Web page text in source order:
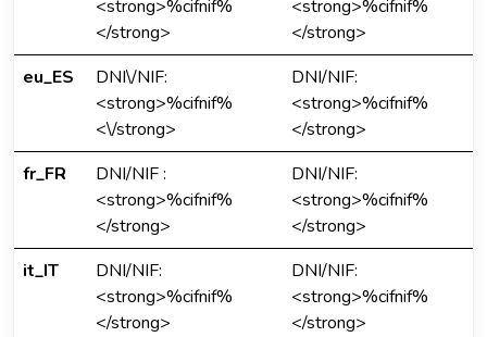
<strong>%cifnif%
</strong>
<strong>%cifnif%
</strong>
eu_ES
DNI\/NIF:
<strong>%cifnif%
<\/strong>
DNI/NIF:
<strong>%cifnif%
</strong>
fr_FR
DNI/NIF :
<strong>%cifnif%
</strong>
DNI/NIF:
<strong>%cifnif%
</strong>
it_IT
DNI/NIF:
<strong>%cifnif%
</strong>
DNI/NIF:
<strong>%cifnif%
</strong>